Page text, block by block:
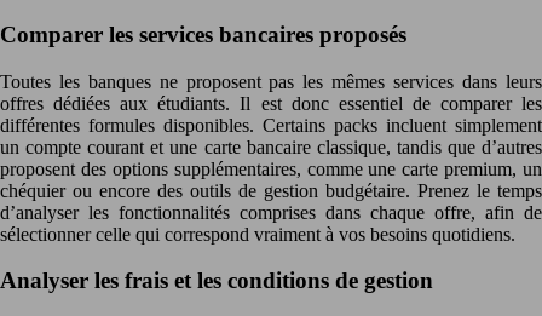
Comparer les services bancaires proposés
Toutes les banques ne proposent pas les mêmes services dans leurs
offres dédiées aux étudiants. Il est donc essentiel de comparer les
différentes formules disponibles. Certains packs incluent simplement
un compte courant et une carte bancaire classique, tandis que d’autres
proposent des options supplémentaires, comme une carte premium, un
chéquier ou encore des outils de gestion budgétaire. Prenez le temps
d’analyser les fonctionnalités comprises dans chaque offre, afin de
sélectionner celle qui correspond vraiment à vos besoins quotidiens.
Analyser les frais et les conditions de gestion